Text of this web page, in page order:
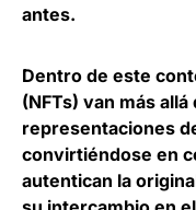
antes.
Dentro de este
(NFTs) van más
representaciones
convirtiéndose en
autentican la